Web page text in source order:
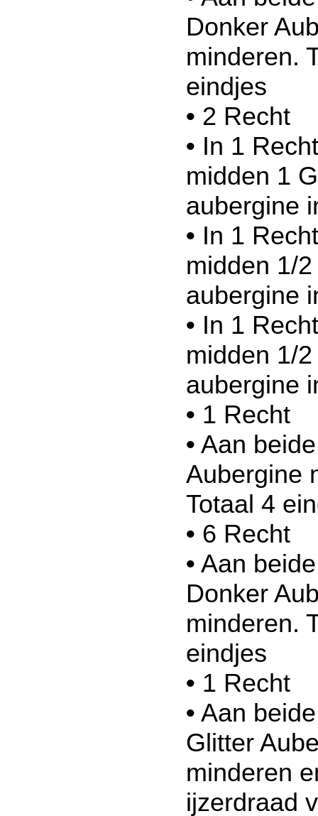
Donker
minderen.
eindjes
• 2 Recht
• In 1
midden 1
aubergine
• In 1
midden 1/
aubergine
• In 1
midden 1/
aubergine
• 1 Recht
• Aan
Aubergine
Totaal 4
• 6 Recht
• Aan
Donker
minderen.
eindjes
• 1 Recht
• Aan
Glitter
minderen
ijzerdraad